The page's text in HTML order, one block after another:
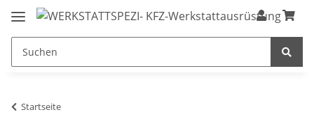
Startseite